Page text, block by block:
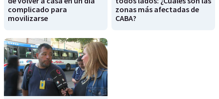
complicado para
movilizarse
zonas más afectadas de
CABA?